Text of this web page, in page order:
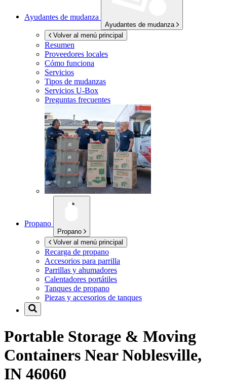
Ayudantes de mudanza
Ayudantes de mudanza
Volver al menú principal
Resumen
Proveedores locales
Cómo funciona
Servicios
Tipos de mudanzas
Servicios U-Box
Preguntas frecuentes
Propano
Propano
Volver al menú principal
Recarga de propano
Accesorios para parrilla
Parrillas y ahumadores
Calentadores portátiles
Tanques de propano
Piezas y accesorios de tanques
Portable Storage & Moving
Containers NearNoblesville,
IN 46060